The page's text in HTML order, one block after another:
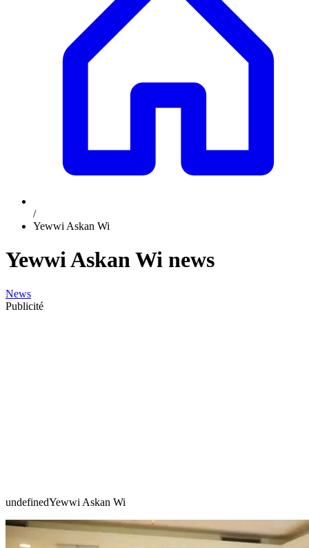
/
Yewwi Askan Wi
Yewwi Askan Wi news
News
Publicité
undefinedYewwi Askan Wi